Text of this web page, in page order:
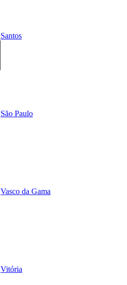
Santos
São Paulo
Vasco da Gama
Vitória